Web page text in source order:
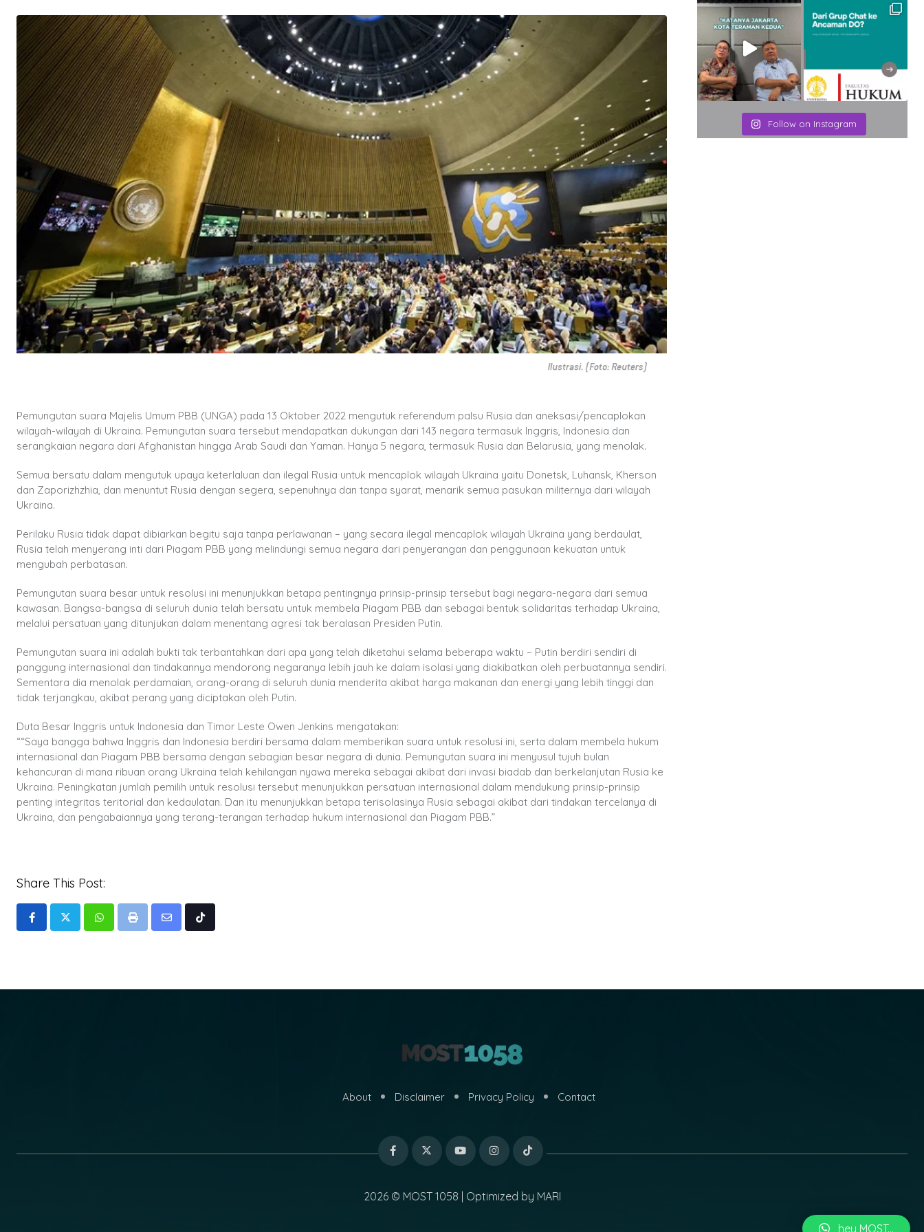
Pemungutan suara Majelis Umum PBB (UNGA) pada 13 Oktober 2022 mengutuk referendum palsu Rusia dan aneksasi/pencaplokan
wilayah-wilayah di Ukraina. Pemungutan suara tersebut mendapatkan dukungan dari 143 negara termasuk Inggris, Indonesia dan
serangkaian negara dari Afghanistan hingga Arab Saudi dan Yaman. Hanya 5 negara, termasuk Rusia dan Belarusia, yang menolak.
Semua bersatu dalam mengutuk upaya keterlaluan dan ilegal Rusia untuk mencaplok wilayah Ukraina yaitu Donetsk, Luhansk, Kherson
dan Zaporizhzhia, dan menuntut Rusia dengan segera, sepenuhnya dan tanpa syarat, menarik semua pasukan militernya dari wilayah
Ukraina.
Perilaku Rusia tidak dapat dibiarkan begitu saja tanpa perlawanan – yang secara ilegal mencaplok wilayah Ukraina yang berdaulat,
Rusia telah menyerang inti dari Piagam PBB yang melindungi semua negara dari penyerangan dan penggunaan kekuatan untuk
mengubah perbatasan.
Pemungutan suara besar untuk resolusi ini menunjukkan betapa pentingnya prinsip-prinsip tersebut bagi negara-negara dari semua
kawasan. Bangsa-bangsa di seluruh dunia telah bersatu untuk membela Piagam PBB dan sebagai bentuk solidaritas terhadap Ukraina,
melalui persatuan yang ditunjukan dalam menentang agresi tak beralasan Presiden Putin.
Pemungutan suara ini adalah bukti tak terbantahkan dari apa yang telah diketahui selama beberapa waktu – Putin berdiri sendiri di
panggung internasional dan tindakannya mendorong negaranya lebih jauh ke dalam isolasi yang diakibatkan oleh perbuatannya sendiri.
Sementara dia menolak perdamaian, orang-orang di seluruh dunia menderita akibat harga makanan dan energi yang lebih tinggi dan
tidak terjangkau, akibat perang yang diciptakan oleh Putin.
Duta Besar Inggris untuk Indonesia dan Timor Leste Owen Jenkins mengatakan:
““Saya bangga bahwa Inggris dan Indonesia berdiri bersama dalam memberikan suara untuk resolusi ini, serta dalam membela hukum
internasional dan Piagam PBB bersama dengan sebagian besar negara di dunia. Pemungutan suara ini menyusul tujuh bulan
kehancuran di mana ribuan orang Ukraina telah kehilangan nyawa mereka sebagai akibat dari invasi biadab dan berkelanjutan Rusia ke
Ukraina. Peningkatan jumlah pemilih untuk resolusi tersebut menunjukkan persatuan internasional dalam mendukung prinsip-prinsip
penting integritas teritorial dan kedaulatan. Dan itu menunjukkan betapa terisolasinya Rusia sebagai akibat dari tindakan tercelanya di
Ukraina, dan pengabaiannya yang terang-terangan terhadap hukum internasional dan Piagam PBB.”
Share This Post:
WhatsappPrint
Share
Tiktok
Follow on Instagram
About Disclaimer Privacy Policy Contact
2026 © MOST 1058 | Optimized by MARI
hey MOST...